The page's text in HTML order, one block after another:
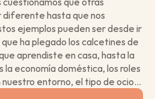
hasta que nos
ejemplos pueden ser desde ir
ha plegado los calcetines de
aprendiste en casa, hasta la
la economía doméstica, los roles
nuestro entorno, el tipo de ocio…